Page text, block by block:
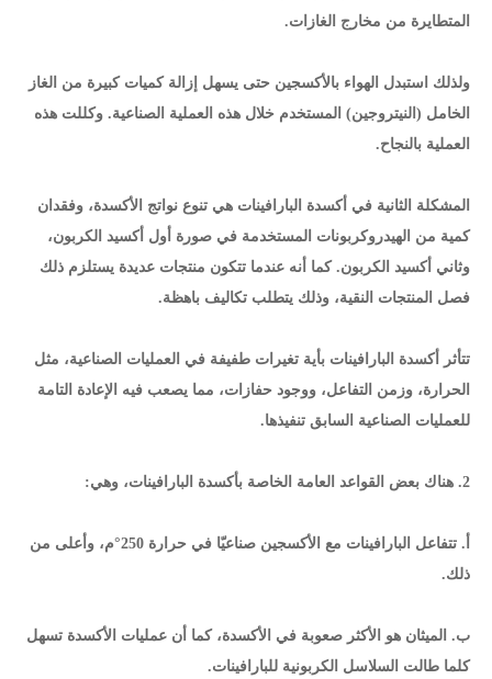
المتطايرة من مخارج الغازات.
ولذلك استبدل الهواء بالأكسجين حتى يسهل إزالة كميات كبيرة من الغاز
الخامل (النيتروجين) المستخدم خلال هذه العملية الصناعية. وكللت هذه
العملية بالنجاح.
المشكلة الثانية في أكسدة البارافينات هي تنوع نواتج الأكسدة، وفقدان
كمية من الهيدروكربونات المستخدمة في صورة أول أكسيد الكربون،
وثاني أكسيد الكربون. كما أنه عندما تتكون منتجات عديدة يستلزم ذلك
فصل المنتجات النقية، وذلك يتطلب تكاليف باهظة.
تتأثر أكسدة البارافينات بأية تغيرات طفيفة في العمليات الصناعية، مثل
الحرارة، وزمن التفاعل، ووجود حفازات، مما يصعب فيه الإعادة التامة
للعمليات الصناعية السابق تنفيذها.
2. هناك بعض القواعد العامة الخاصة بأكسدة البارافينات، وهي:
أ. تتفاعل البارافينات مع الأكسجين صناعيّا في حرارة 250°م، وأعلى من
ذلك.
ب. الميثان هو الأكثر صعوبة في الأكسدة، كما أن عمليات الأكسدة تسهل
كلما طالت السلاسل الكربونية للبارافينات.